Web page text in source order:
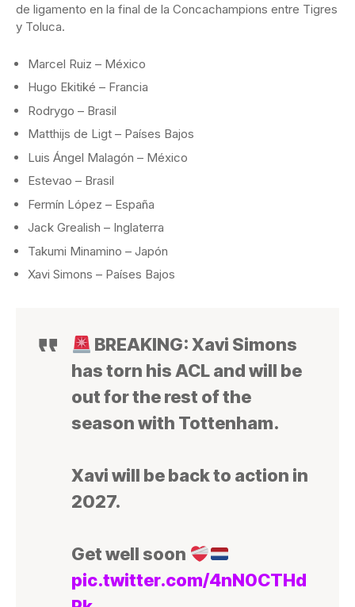
de ligamento en la final de la Concachampions entre Tigres
y Toluca.
Marcel Ruiz – México
Hugo Ekitiké – Francia
Rodrygo – Brasil
Matthijs de Ligt – Países Bajos
Luis Ángel Malagón – México
Estevao – Brasil
Fermín López – España
Jack Grealish – Inglaterra
Takumi Minamino – Japón
Xavi Simons – Países Bajos
BREAKING: Xavi Simons
has torn his ACL and will be
out for the rest of the
season with Tottenham.
Xavi will be back to action in
2027.
Get well soon
pic.twitter.com/4nN0CTHd